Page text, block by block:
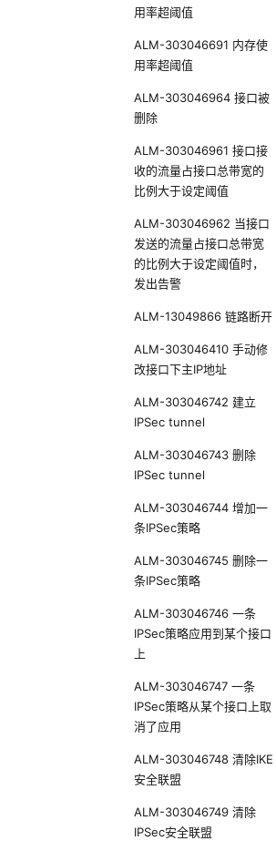
用率超阈值
ALM-303046691 内存使
用率超阈值
ALM-303046964 接口被
删除
ALM-303046961 接口接
收的流量占接口总带宽的
比例大于设定阈值
ALM-303046962 当接口
发送的流量占接口总带宽
的比例大于设定阈值时，
发出告警
ALM-13049866 链路断开
ALM-303046410 手动修
改接口下主IP地址
ALM-303046742 建立
IPSec tunnel
ALM-303046743 删除
IPSec tunnel
ALM-303046744 增加一
条IPSec策略
ALM-303046745 删除一
条IPSec策略
ALM-303046746 一条
IPSec策略应用到某个接口
上
ALM-303046747 一条
IPSec策略从某个接口上取
消了应用
ALM-303046748 清除IKE
安全联盟
ALM-303046749 清除
IPSec安全联盟